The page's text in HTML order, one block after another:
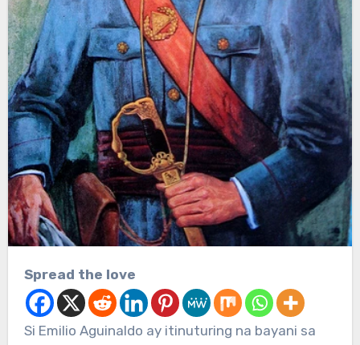
Spread the love
Si Emilio Aguinaldo ay itinuturing na bayani sa